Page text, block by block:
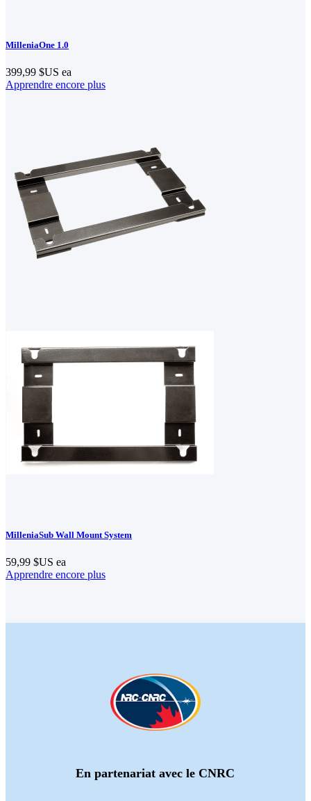
MilleniaOne 1.0
399,99 $US ea
Apprendre encore plus
MilleniaSub Wall Mount System
59,99 $US ea
Apprendre encore plus
En partenariat avec le CNRC